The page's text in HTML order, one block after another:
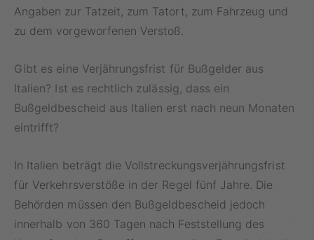
Angaben zur Tatzeit, zum Tatort, zum Fahrzeug und
zu dem vorgeworfenen Verstoß.
Gibt es eine Verjährungsfrist für Bußgelder aus
Italien? Ist es rechtlich zulässig, dass ein
Bußgeldbescheid aus Italien erst nach neun Monaten
eintrifft?
In Italien beträgt die Vollstreckungsverjährungsfrist
für Verkehrsverstöße in der Regel fünf Jahre. Die
Behörden müssen den Bußgeldbescheid jedoch
innerhalb von 360 Tagen nach Feststellung des